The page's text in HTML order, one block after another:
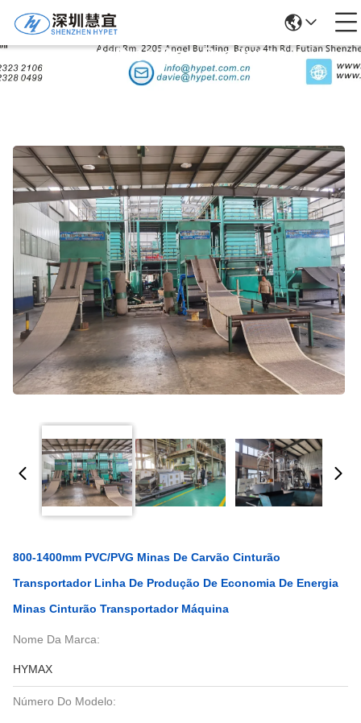
Detalhes Dos Produtos
800-1400mm PVC/PVG Minas De Carvão Cinturão
Transportador Linha De Produção De Economia De Energia
Minas Cinturão Transportador Máquina
Nome Da Marca:
HYMAX
Número Do Modelo: